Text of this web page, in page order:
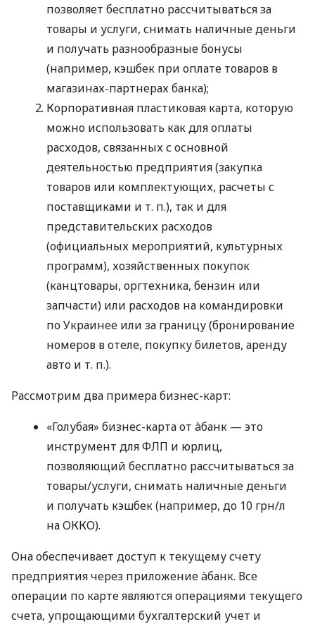
позволяет бесплатно рассчитываться за
товары и услуги, снимать наличные деньги
и получать разнообразные бонусы
(например, кэшбек при оплате товаров в
магазинах-партнерах банка);
Корпоративная пластиковая карта, которую
можно использовать как для оплаты
расходов, связанных с основной
деятельностью предприятия (закупка
товаров или комплектующих, расчеты с
поставщиками и т. п.), так и для
представительских расходов
(официальных мероприятий, культурных
программ), хозяйственных покупок
(канцтовары, оргтехника, бензин или
запчасти) или расходов на командировки
по Украинее или за границу (бронирование
номеров в отеле, покупку билетов, аренду
авто и т. п.).
Рассмотрим два примера бизнес-карт:
«Голубая» бизнес-карта от àбанк — это
инструмент для ФЛП и юрлиц,
позволяющий бесплатно рассчитываться за
товары/услуги, снимать наличные деньги
и получать кэшбек (например, до 10 грн/л
на ОККО).
Она обеспечивает доступ к текущему счету
предприятия через приложение àбанк. Все
операции по карте являются операциями текущего
счета, упрощающими бухгалтерский учет и